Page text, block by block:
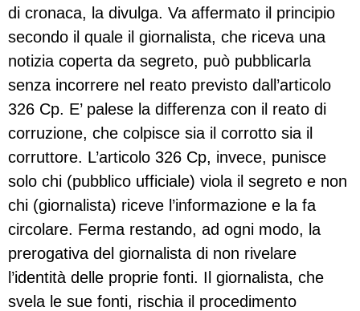
di cronaca, la divulga. Va affermato il principio
secondo il quale il giornalista, che riceva una
notizia coperta da segreto, può pubblicarla
senza incorrere nel reato previsto dall’articolo
326 Cp. E’ palese la differenza con il reato di
corruzione, che colpisce sia il corrotto sia il
corruttore. L’articolo 326 Cp, invece, punisce
solo chi (pubblico ufficiale) viola il segreto e non
chi (giornalista) riceve l’informazione e la fa
circolare. Ferma restando, ad ogni modo, la
prerogativa del giornalista di non rivelare
l’identità delle proprie fonti. Il giornalista, che
svela le sue fonti, rischia il procedimento